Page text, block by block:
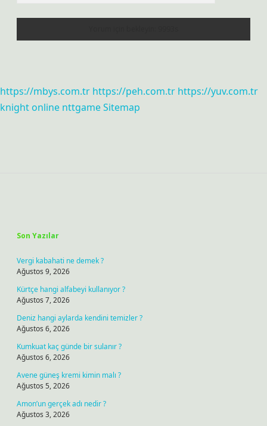
https://mbys.com.tr https://peh.com.tr https://yuv.com.tr
knight online nttgameSitemap
Son Yazılar
Vergi kabahati ne demek ?
Ağustos 9, 2026
Kürtçe hangi alfabeyi kullanıyor ?
Ağustos 7, 2026
Deniz hangi aylarda kendini temizler ?
Ağustos 6, 2026
Kumkuat kaç günde bir sulanır ?
Ağustos 6, 2026
Avene güneş kremi kimin malı ?
Ağustos 5, 2026
Amon’un gerçek adı nedir ?
Ağustos 3, 2026